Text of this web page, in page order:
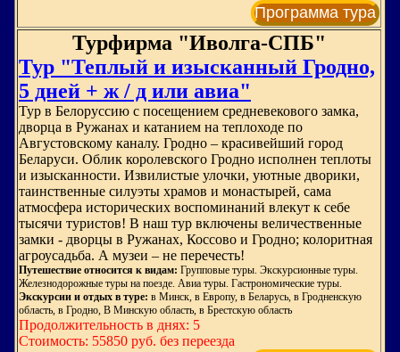
Программа тура
Турфирма "Иволга-СПБ"
Тур "Теплый и изысканный Гродно,
5 дней + ж / д или авиа"
Тур в Белоруссию с посещением средневекового замка,
дворца в Ружанах и катанием на теплоходе по
Августовскому каналу. Гродно – красивейший город
Беларуси. Облик королевского Гродно исполнен теплоты
и изысканности. Извилистые улочки, уютные дворики,
таинственные силуэты храмов и монастырей, сама
атмосфера исторических воспоминаний влекут к себе
тысячи туристов! В наш тур включены величественные
замки - дворцы в Ружанах, Коссово и Гродно; колоритная
агроусадьба. А музеи – не перечесть!
Путешествие относится к видам: Групповые туры. Экскурсионные туры.
Железнодорожные туры на поезде. Авиа туры. Гастрономические туры.
Экскурсии и отдых в туре: в Минск, в Европу, в Беларусь, в Гродненскую
область, в Гродно, В Минскую область, в Брестскую область
Продолжительность в днях: 5
Стоимость: 55850 руб. без переезда